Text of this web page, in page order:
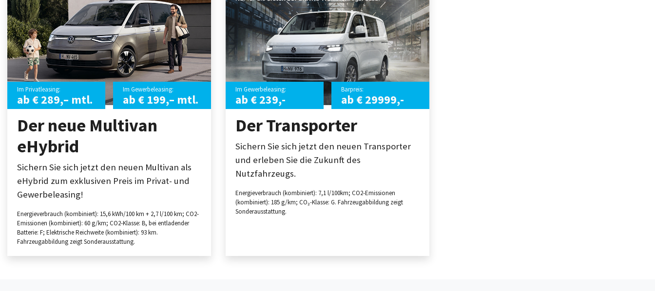
Im Privatleasing:
ab € 289,– mtl.
Im Gewerbeleasing:
ab € 199,– mtl.
Der neue Multivan
eHybrid
Sichern Sie sich jetzt den neuen Multivan als
eHybrid zum exklusiven Preis im Privat- und
Gewerbeleasing!
Energieverbrauch (kombiniert): 15,6 kWh/100 km + 2,7 l/100 km; CO2-
Emissionen (kombiniert): 60 g/km; CO2-Klasse: B, bei entladender
Batterie: F; Elektrische Reichweite (kombiniert): 93 km.
Fahrzeugabbildung zeigt Sonderausstattung.
Im Gewerbeleasing:
ab € 239,-
Barpreis:
ab € 29999,-
Der Transporter
Sichern Sie sich jetzt den neuen Transporter
und erleben Sie die Zukunft des
Nutzfahrzeugs.
Energieverbrauch (kombiniert): 7,1 l/100km; CO2-Emissionen
(kombiniert): 185 g/km; CO₂-Klasse: G. Fahrzeugabbildung zeigt
Sonderausstattung.